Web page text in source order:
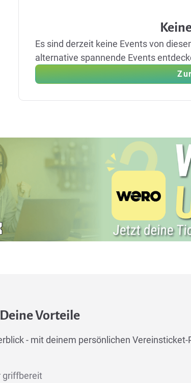
Es sind derzeit keine Events von
alternative spannende Events
Vorteile
- mit deinem persönlichen
griffbereit